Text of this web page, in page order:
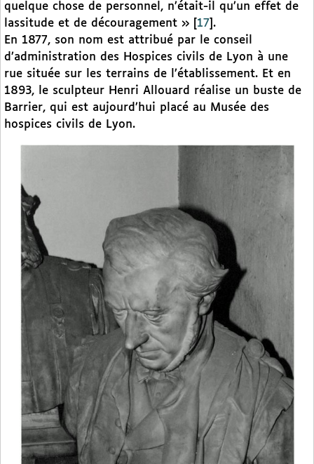
quelque chose de personnel, n’était-il qu’un effet de
lassitude et de découragement »
17 .
En 1877, son nom est attribué par le conseil
d’administration des Hospices civils de Lyon à une
rue située sur les terrains de l’établissement. Et en
1893, le sculpteur Henri Allouard réalise un buste de
Barrier, qui est aujourd’hui placé au Musée des
hospices civils de Lyon.